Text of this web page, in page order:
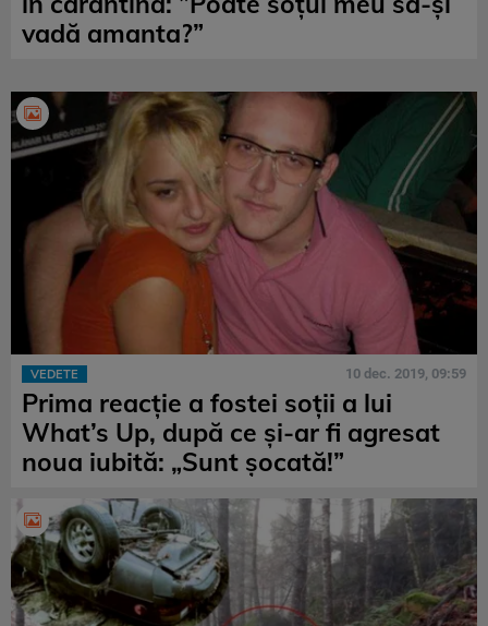
vadă amanta?”
VEDETE 10 dec. 2019, 09:59
Prima reacție a fostei soții a lui
What’s Up, după ce și-ar fi agresat
noua iubită: „Sunt șocată!”